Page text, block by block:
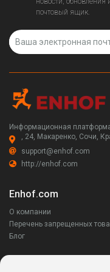
почтовый ящик.
Информационная
, 24, Макаренко, Сочи,
support@enhof.com
http://enhof.com
Enhof.com
О компании
Перечень запрещенных
Блог